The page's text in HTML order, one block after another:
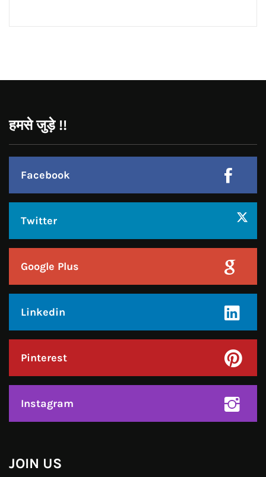
हमसे जुड़े !!
Facebook
Twitter
Google Plus
Linkedin
Pinterest
Instagram
JOIN US